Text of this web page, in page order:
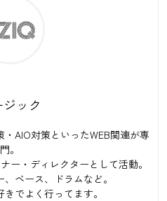
ック
AIO対策といったWEB関連が専
門。
ー・ディレクターとして活動。
ベース、ドラムなど。
でよく行ってます。